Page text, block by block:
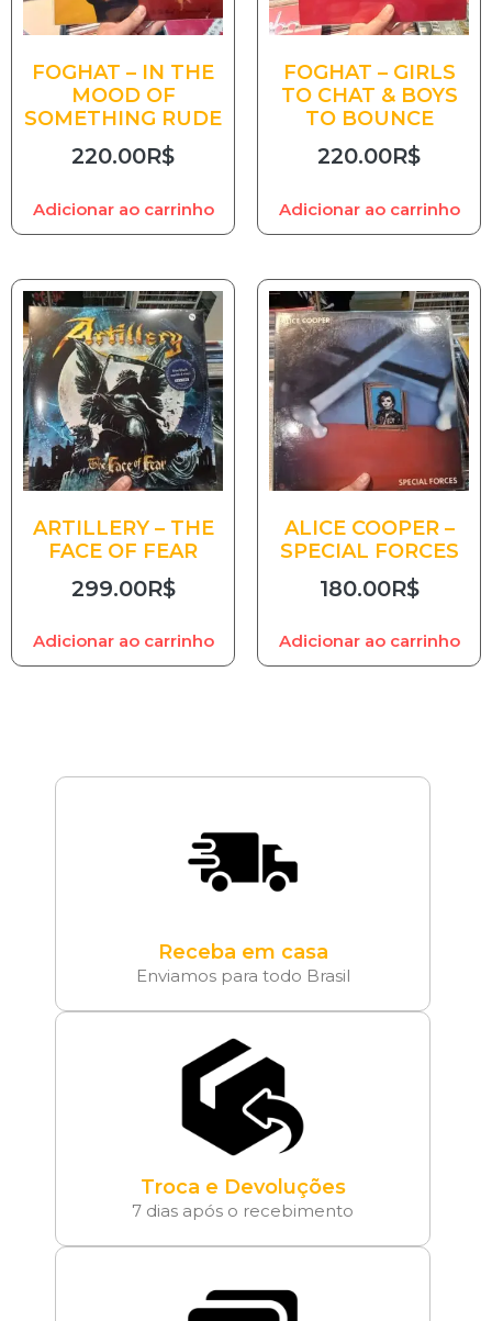
FOGHAT – IN THE
MOOD OF
SOMETHING RUDE
220.00R$
Adicionar ao carrinho
FOGHAT – GIRLS
TO CHAT & BOYS
TO BOUNCE
220.00R$
Adicionar ao carrinho
ARTILLERY – THE
FACE OF FEAR
299.00R$
Adicionar ao carrinho
ALICE COOPER –
SPECIAL FORCES
180.00R$
Adicionar ao carrinho
Receba em casa
Enviamos para todo Brasil
Troca e Devoluções
7 dias após o recebimento